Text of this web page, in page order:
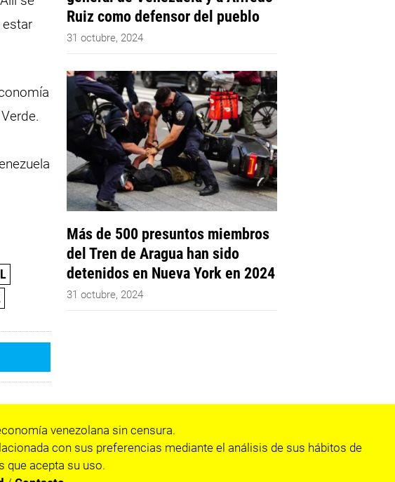
Ruiz como defensor del pueblo
31 octubre, 2024
Más de 500 presuntos miembros
del Tren de Aragua han sido
detenidos en Nueva York en 2024
31 octubre, 2024
venezolana sin censura.
con sus preferencias mediante el análisis de sus hábitos de
que acepta su uso.